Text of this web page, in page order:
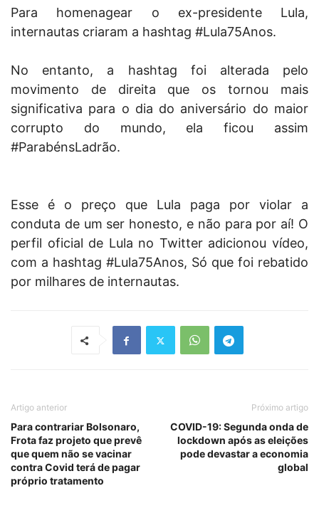
Para homenagear o ex-presidente Lula,
internautas criaram a hashtag #Lula75Anos.
No entanto, a hashtag foi alterada pelo
movimento de direita que os tornou mais
significativa para o dia do aniversário do maior
corrupto do mundo, ela ficou assim
#ParabénsLadrão.
Esse é o preço que Lula paga por violar a
conduta de um ser honesto, e não para por aí! O
perfil oficial de Lula no Twitter adicionou vídeo,
com a hashtag #Lula75Anos, Só que foi rebatido
por milhares de internautas.
Artigo anterior
Para contrariar Bolsonaro,
Frota faz projeto que prevê
que quem não se vacinar
contra Covid terá de pagar
próprio tratamento
Próximo artigo
COVID-19: Segunda onda de
lockdown após as eleições
pode devastar a economia
global